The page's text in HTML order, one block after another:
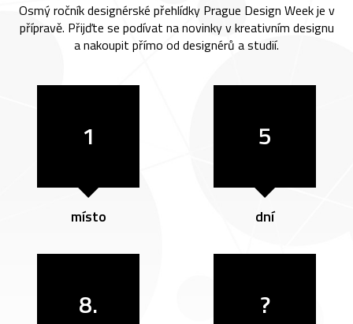
Osmý ročník designérské přehlídky Prague Design Week je v
přípravě. Přijďte se podívat na novinky v kreativním designu
a nakoupit přímo od designérů a studií.
1
místo
5
dní
8. ?